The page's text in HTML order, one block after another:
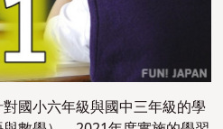
國小六年級與國中三年級的學